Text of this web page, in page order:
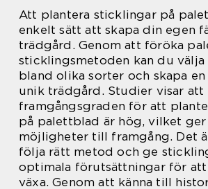
Att plantera sticklingar på
enkelt sätt att skapa din egen
trädgård. Genom att föröka
sticklingsmetoden kan du välja
bland olika sorter och skapa
unik trädgård. Studier visar att
framgångsgraden för att
på palettblad är hög, vilket
möjligheter till framgång. Det
följa rätt metod och ge
optimala förutsättningar för att
växa. Genom att känna till